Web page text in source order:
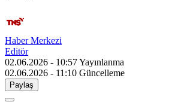
Haber Merkezi
Editör
02.06.2026 - 10:57Yayınlanma
02.06.2026 - 11:10 Güncelleme
Paylaş